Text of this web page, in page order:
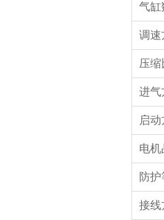
气缸
调速
压缩
进气
启
电机
防
接线